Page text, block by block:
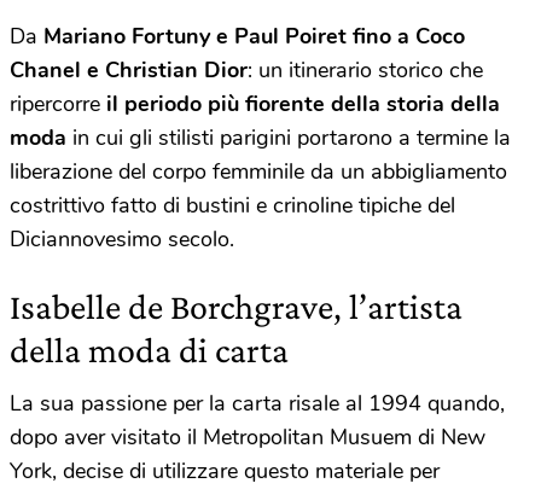
Da Mariano Fortuny e Paul Poiret fino a Coco
Chanel e Christian Dior: un itinerario storico che
ripercorre il periodo più fiorente della storia della
moda in cui gli stilisti parigini portarono a termine la
liberazione del corpo femminile da un abbigliamento
costrittivo fatto di bustini e crinoline tipiche del
Diciannovesimo secolo.
Isabelle de Borchgrave, l’artista
della moda di carta
La sua passione per la carta risale al 1994 quando,
dopo aver visitato il Metropolitan Musuem di New
York, decise di utilizzare questo materiale per